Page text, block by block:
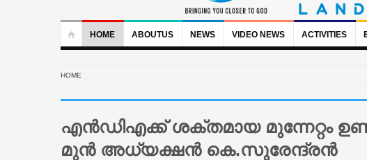
HOME ABOUTUS NEWS VIDEO NEWS ACTIVITIES
HOME
എൻഡിഎക്ക് ശക്തമായ മുന്നേറ്റം
മുൻ അധ്യക്ഷൻ കെ.സുരേന്ദ്രൻ